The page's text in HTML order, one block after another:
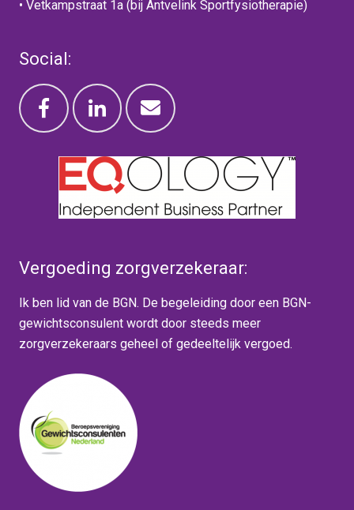
• Vetkampstraat 1a (bij Antvelink Sportfysiotherapie)
Social:
Vergoeding zorgverzekeraar:
Ik ben lid van de BGN. De begeleiding door een BGN-
gewichtsconsulent wordt door steeds meer
zorgverzekeraars geheel of gedeeltelijk vergoed.